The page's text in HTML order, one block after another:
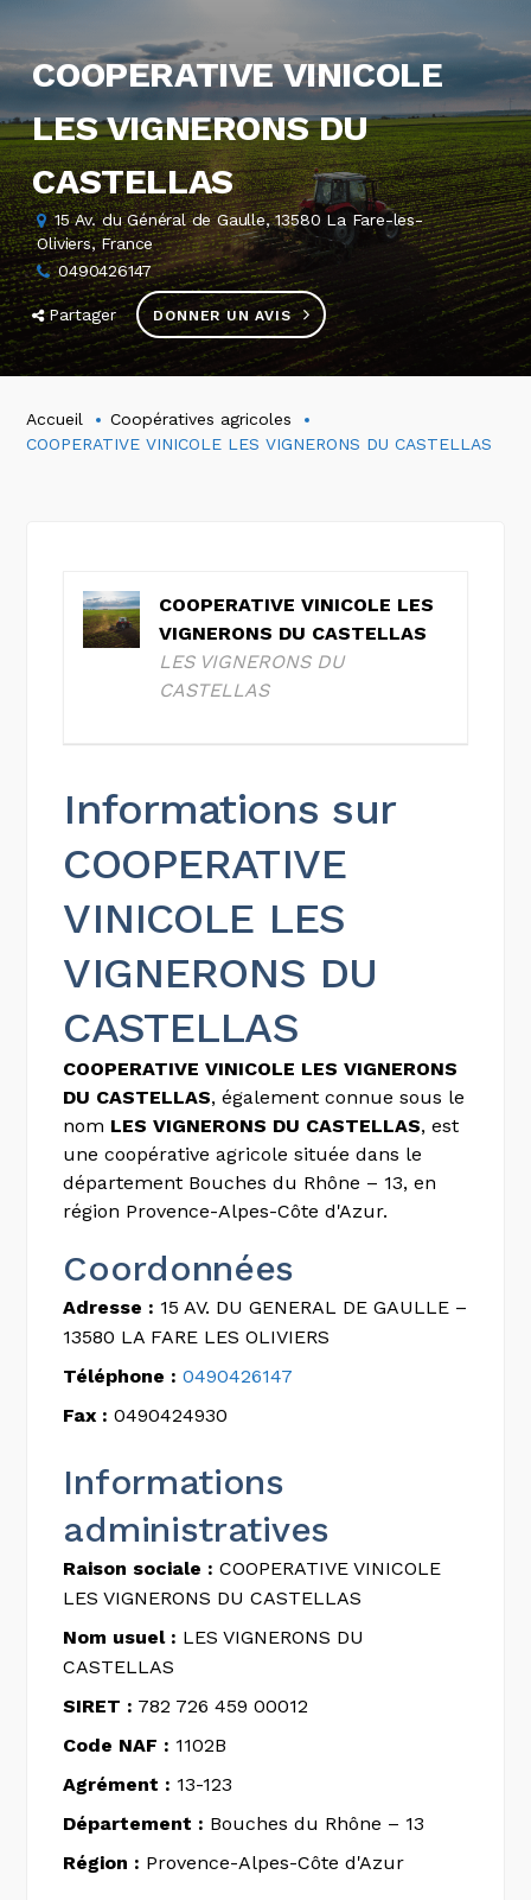
COOPERATIVE VINICOLE
LES VIGNERONS DU
CASTELLAS
15 Av. du Général de Gaulle, 13580 La Fare-les-
Oliviers, France
0490426147
Partager DONNER UN AVIS
Accueil
Coopératives agricoles
COOPERATIVE VINICOLE LES VIGNERONS DU CASTELLAS
COOPERATIVE VINICOLE LES
VIGNERONS DU CASTELLAS
LES VIGNERONS DU
CASTELLAS
Informations sur
COOPERATIVE
VINICOLE LES
VIGNERONS DU
CASTELLAS
COOPERATIVE VINICOLE LES VIGNERONS
DU CASTELLAS, également connue sous le
nom LES VIGNERONS DU CASTELLAS, est
une coopérative agricole située dans le
département Bouches du Rhône – 13, en
région Provence-Alpes-Côte d'Azur.
Coordonnées
Adresse : 15 AV. DU GENERAL DE GAULLE –
13580 LA FARE LES OLIVIERS
Téléphone : 0490426147
Fax : 0490424930
Informations
administratives
Raison sociale : COOPERATIVE VINICOLE
LES VIGNERONS DU CASTELLAS
Nom usuel : LES VIGNERONS DU
CASTELLAS
SIRET : 782 726 459 00012
Code NAF : 1102B
Agrément : 13-123
Département : Bouches du Rhône – 13
Région : Provence-Alpes-Côte d'Azur